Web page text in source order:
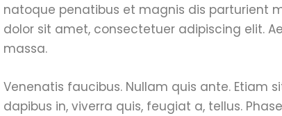
natoque penatibus et magnis dis parturient
dolor sit amet, consectetuer adipiscing elit.
massa.
Venenatis faucibus. Nullam quis ante. Etiam
dapibus in, viverra quis, feugiat a, tellus.